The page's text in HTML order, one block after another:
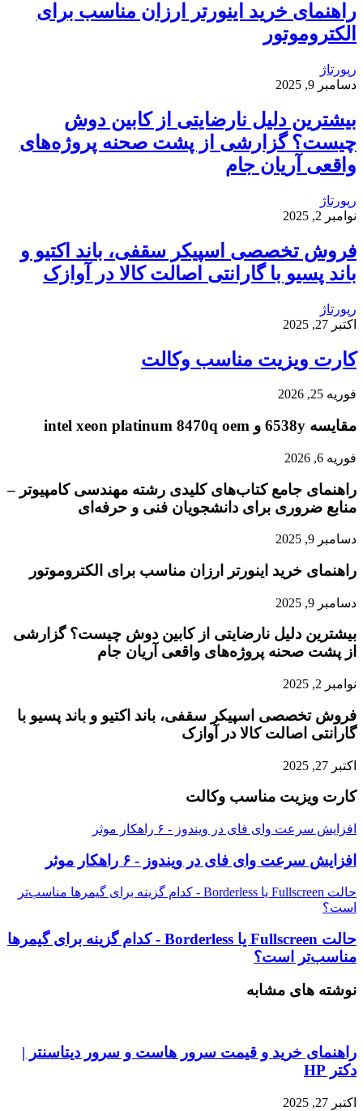
راهنمای خرید اینورتر ارزان مناسب برای
الکتروموتور
رپورتاژ
دسامبر 9, 2025
بیشترین دلیل نارضایتی از کابین دوش
چیست؟ گزارشی از پشت صحنه پروژه‌های
واقعی آریان جام
رپورتاژ
نوامبر 2, 2025
فروش تخصصی اسپیکر سقفی، باند اکتیو و
باند پسیو با گارانتی اصالت کالا در آوازک
رپورتاژ
اکتبر 27, 2025
کارت ویزیت مناسب وکالت
فوریه 25, 2026
مقایسه 6538y و intel xeon platinum 8470q oem
فوریه 6, 2026
راهنمای جامع کتاب‌های کلیدی رشته مهندسی کامپیوتر –
منابع ضروری برای دانشجویان فنی و حرفه‌ای
دسامبر 9, 2025
راهنمای خرید اینورتر ارزان مناسب برای الکتروموتور
دسامبر 9, 2025
بیشترین دلیل نارضایتی از کابین دوش چیست؟ گزارشی
از پشت صحنه پروژه‌های واقعی آریان جام
نوامبر 2, 2025
فروش تخصصی اسپیکر سقفی، باند اکتیو و باند پسیو با
گارانتی اصالت کالا در آوازک
اکتبر 27, 2025
کارت ویزیت مناسب وکالت
افزایش سرعت وای فای در ویندوز - ۶ راهکار موثر
افزایش سرعت وای فای در ویندوز - ۶ راهکار موثر
حالت Fullscreen یا Borderless - کدام گزینه برای گیمرها مناسب‌تر
است؟
حالت Fullscreen یا Borderless - کدام گزینه برای گیمرها
مناسب‌تر است؟
نوشته های مشابه
راهنمای خرید و قیمت سرور هاست و سرور دیتاسنتر |
دکتر HP
اکتبر 27, 2025